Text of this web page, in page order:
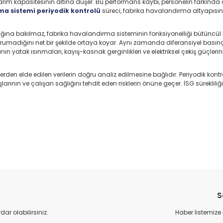
sistemi periyodik kontrolü süreci, fabrika havalandırma
bakılmaz, fabrika havalandırma sisteminin fonksiyonelliği
net bir şekilde ortaya koyar. Aynı zamanda diferansiyel
yatak ısınmaları, kayış-kasnak gerginlikleri ve elektriksel çekiş
elde edilen verilerin doğru analiz edilmesine bağlıdır. Periyodik
ve çalışan sağlığını tehdit eden risklerin önüne geçer. İSG
olabilirsiniz. Haber